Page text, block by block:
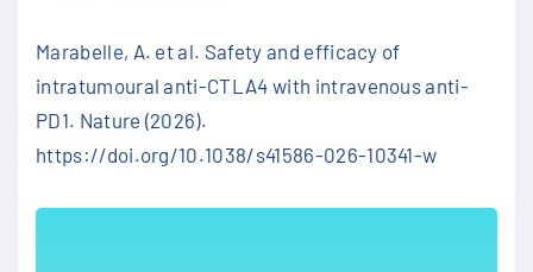
Marabelle, A. et al. Safety and efficacy of
intratumoural anti-CTLA4 with intravenous anti-
PD1. Nature (2026).
https://doi.org/10.1038/s41586-026-10341-w